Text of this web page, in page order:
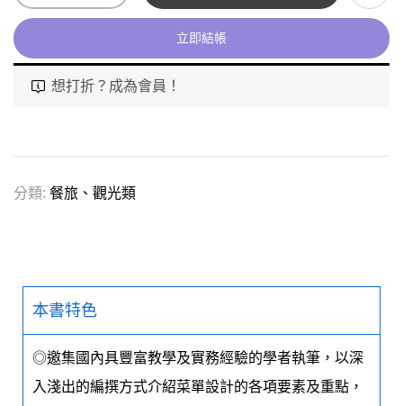
立即結帳
想打折？成為會員！
分類: 餐旅、觀光類
本書特色
◎邀集國內具豐富教學及實務經驗的學者執筆，以深
入淺出的編撰方式介紹菜單設計的各項要素及重點，